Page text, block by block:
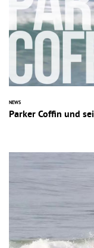
NEWS
Parker Coffin und